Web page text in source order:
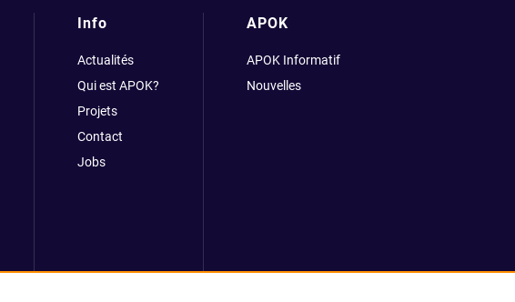
Info
Actualités
Qui est APOK?
Projets
Contact
Jobs
APOK
APOK Informatif
Nouvelles